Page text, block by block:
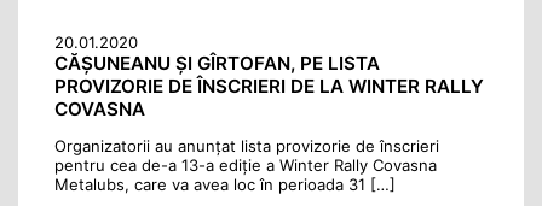
20.01.2020
CĂȘUNEANU ȘI GÎRTOFAN, PE LISTA
PROVIZORIE DE ÎNSCRIERI DE LA WINTER RALLY
COVASNA
Organizatorii au anunțat lista provizorie de înscrieri
pentru cea de-a 13-a ediție a Winter Rally Covasna
Metalubs, care va avea loc în perioada 31 […]